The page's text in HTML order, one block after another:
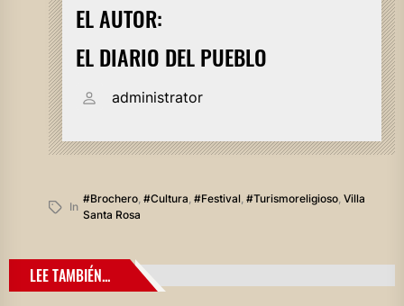
EL AUTOR:
EL DIARIO DEL PUEBLO
administrator
In
#brochero, #cultura #festival, #turismoreligioso, Villa
Santa Rosa
LEE TAMBIÉN...